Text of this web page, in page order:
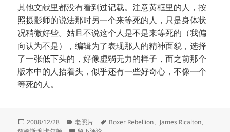
其他文献里都没有看到过记载。注意黄框里的人，按
照摄影师的说法那时另一个来等死的人，只是身体状
况稍微好些。姑且不说这个人是不是来等死的（我偏
向认为不是），编辑为了表现那人的精神面貌，选择
了一张低下头的，好像虚弱无力的样子，而之前那个
版本中的人抬着头，似乎还有一些好奇心，不像一个
等死的人。
发
2008/12/28
分
老照片
标
Boxer Rebellion、 James Ricalton、